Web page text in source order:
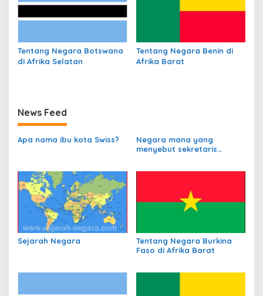
Tentang Negara Botswana
di Afrika Selatan
Tentang Negara Benin di
Afrika Barat
News Feed
Apa nama ibu kota Swiss?
Negara mana yang
menyebut sekretaris
Sejarah Negara
Tentang Negara Burkina
Faso di Afrika Barat